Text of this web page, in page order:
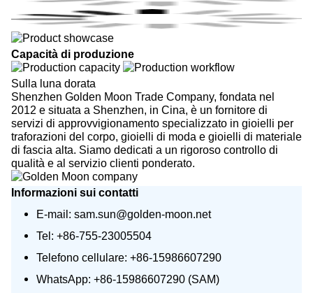
Capacità di produzione
Sulla luna dorata
Shenzhen Golden Moon Trade Company, fondata nel
2012 e situata a Shenzhen, in Cina, è un fornitore di
servizi di approvvigionamento specializzato in gioielli per
traforazioni del corpo, gioielli di moda e gioielli di materiale
di fascia alta. Siamo dedicati a un rigoroso controllo di
qualità e al servizio clienti ponderato.
Informazioni sui contatti
E-mail: sam.sun@golden-moon.net
Tel: +86-755-23005504
Telefono cellulare: +86-15986607290
WhatsApp: +86-15986607290 (SAM)